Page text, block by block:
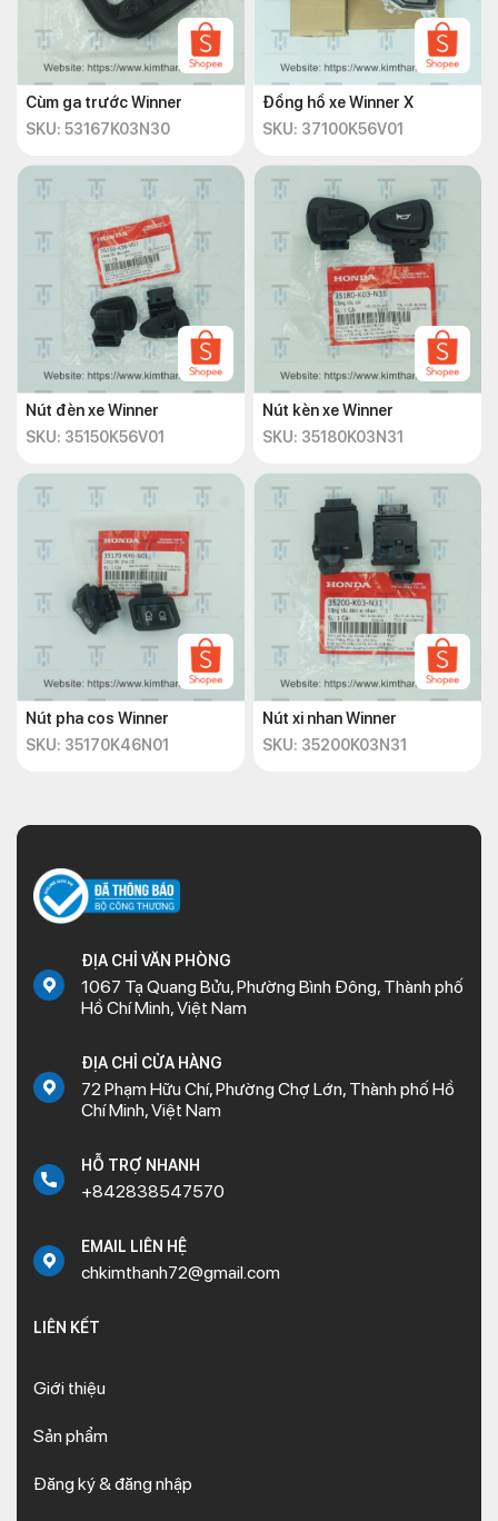
Cùm ga trước Winner
SKU: 53167K03N30
Đồng hồ xe Winner X
SKU: 37100K56V01
Nút đèn xe Winner
SKU: 35150K56V01
Nút kèn xe Winner
SKU: 35180K03N31
Nút pha cos Winner
SKU: 35170K46N01
Nút xi nhan Winner
SKU: 35200K03N31
ĐỊA CHỈ VĂN PHÒNG
1067 Tạ Quang Bửu, Phường Bình Đông, Thành phố
Hồ Chí Minh, Việt Nam
ĐỊA CHỈ CỬA HÀNG
72 Phạm Hữu Chí, Phường Chợ Lớn, Thành phố Hồ
Chí Minh, Việt Nam
HỖ TRỢ NHANH
+842838547570
EMAIL LIÊN HỆ
chkimthanh72@gmail.com
LIÊN KẾT
Giới thiệu
Sản phẩm
Đăng ký & đăng nhập